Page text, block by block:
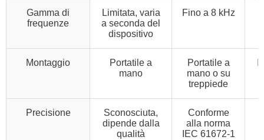
Gamma di
frequenze
Limitata, varia
a seconda del
dispositivo
Fino a 8 kHz
Montaggio
Portatile a
mano
Portatile a
mano o su
treppiede
Precisione
Sconosciuta,
dipende dalla
qualità
Conforme
alla norma
IEC 61672-1